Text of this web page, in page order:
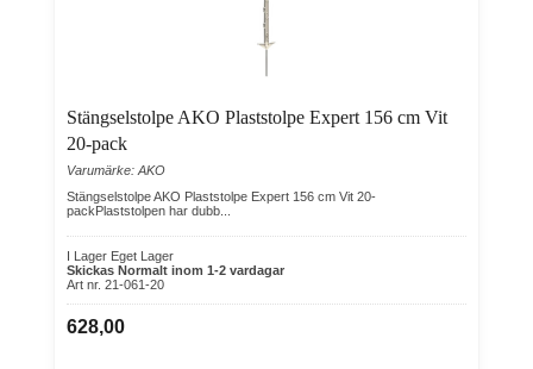
Stängselstolpe AKO Plaststolpe Expert 156 cm Vit
20-pack
Varumärke: AKO
Stängselstolpe AKO Plaststolpe Expert 156 cm Vit 20-
packPlaststolpen har dubb...
I Lager Eget Lager
Skickas Normalt inom 1-2 vardagar
Art nr. 21-061-20
628,00